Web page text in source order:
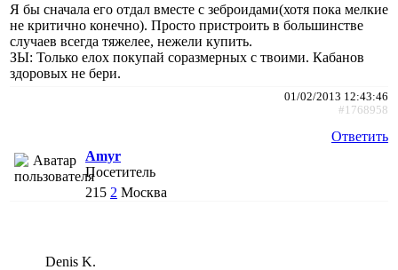
Я бы сначала его отдал вместе с зеброидами(хотя пока мелкие
не критично конечно). Просто пристроить в большинстве
случаев всегда тяжелее, нежели купить.
ЗЫ: Только елох покупай соразмерных с твоими. Кабанов
здоровых не бери.
01/02/2013 12:43:46
#1768958
Ответить
Amyr
Посетитель
215 2 Москва
Denis K.